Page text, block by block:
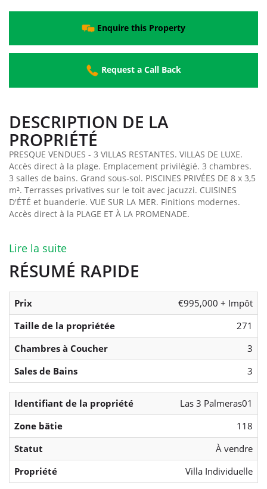
Enquire this Property
Request a Call Back
DESCRIPTION DE LA
PROPRIÉTÉ
PRESQUE VENDUES - 3 VILLAS RESTANTES. VILLAS DE LUXE.
Accès direct à la plage. Emplacement privilégié. 3 chambres.
3 salles de bains. Grand sous-sol. PISCINES PRIVÉES DE 8 x 3,5
m². Terrasses privatives sur le toit avec jacuzzi. CUISINES
D'ÉTÉ et buanderie. VUE SUR LA MER. Finitions modernes.
Accès direct à la PLAGE ET À LA PROMENADE.
Lire la suite
RÉSUMÉ RAPIDE
Prix
€995,000 + Impôt
Taille de la propriétée
271
Chambres à Coucher
3
Sales de Bains
3
Identifiant de la propriété
Las 3 Palmeras01
Zone bâtie
118
Statut
À vendre
Propriété
Villa Individuelle